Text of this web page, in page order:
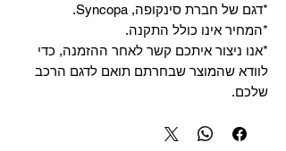
*דגם של חברת סינקופה, Syncopa.
*המחיר אינו כולל התקנה.
*אנו ניצור איתכם קשר לאחר ההזמנה, כדי
לוודא שהמוצר שבחרתם תואם לדגם הרכב
שלכם.